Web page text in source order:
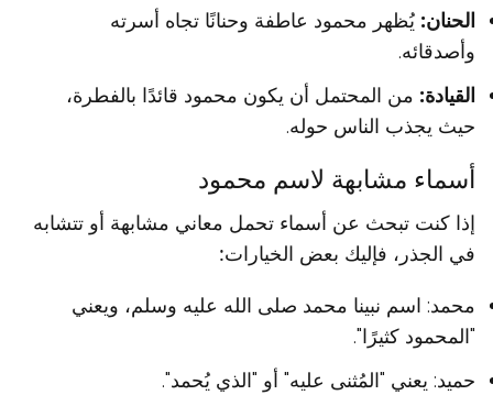
الحنان: يُظهر محمود عاطفة وحنانًا تجاه أسرته
وأصدقائه.
القيادة: من المحتمل أن يكون محمود قائدًا بالفطرة،
حيث يجذب الناس حوله.
أسماء مشابهة لاسم محمود
إذا كنت تبحث عن أسماء تحمل معاني مشابهة أو تتشابه
في الجذر، فإليك بعض الخيارات:
محمد: اسم نبينا محمد صلى الله عليه وسلم، ويعني
"المحمود كثيرًا".
حميد: يعني "المُثنى عليه" أو "الذي يُحمد".